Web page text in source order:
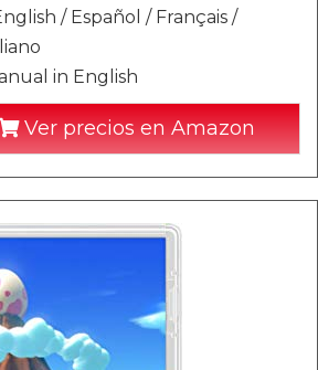
/ Español / Français /
in English
Ver precios en Amazon